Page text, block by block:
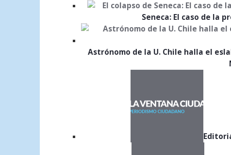
Seneca: El caso de la
Astrónomo de la U. Chile halla el